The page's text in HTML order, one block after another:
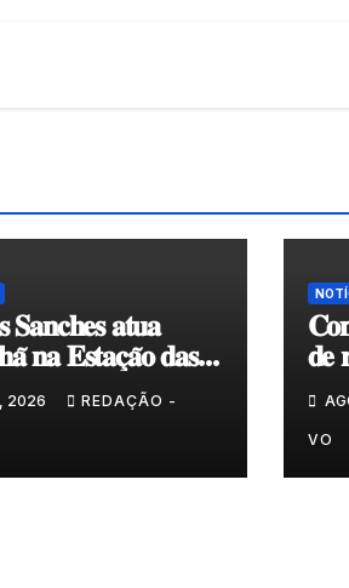
𝐒𝐚𝐧𝐜𝐡𝐞𝐬 𝐚𝐭𝐮𝐚
𝐧𝐚 𝐄𝐬𝐭𝐚𝐜̧𝐚̃𝐨 𝐝𝐚𝐬
2026 REDAÇÃO -
𝐝𝐞
VO